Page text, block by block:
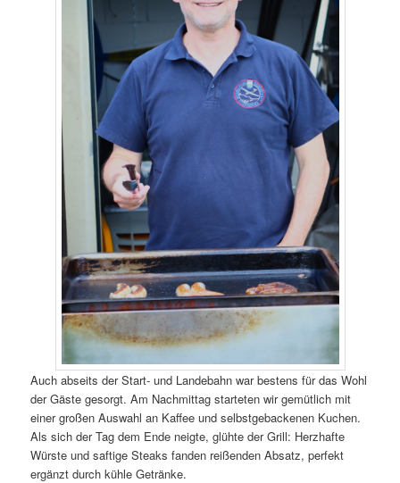
Auch abseits der Start- und Landebahn war bestens für das Wohl
der Gäste gesorgt. Am Nachmittag starteten wir gemütlich mit
einer großen Auswahl an Kaffee und selbstgebackenen Kuchen.
Als sich der Tag dem Ende neigte, glühte der Grill: Herzhafte
Würste und saftige Steaks fanden reißenden Absatz, perfekt
ergänzt durch kühle Getränke.